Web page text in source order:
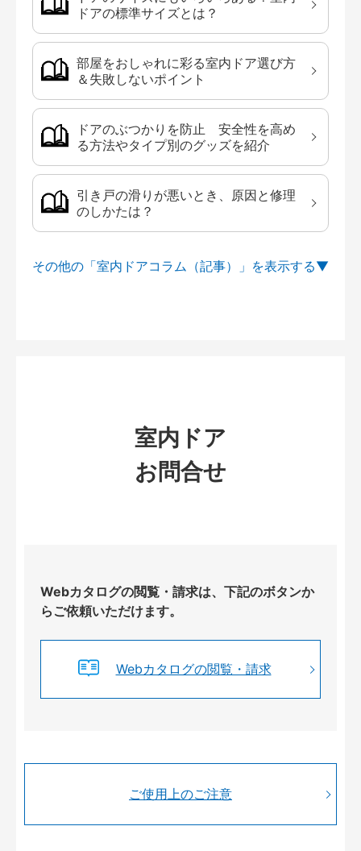
ドアの標準サイズとは？
部屋をおしゃれに彩る室内ドア選び方
＆失敗しないポイント
ドアのぶつかりを防止 安全性を高め
る方法やタイプ別のグッズを紹介
引き戸の滑りが悪いとき、原因と修理
のしかたは？
その他の「室内ドアコラム（記事）」を
室内ドア
お問合せ
Webカタログの閲覧・請求は、下記のボタンか
らご依頼いただけます。
Webカタログの閲覧・請求
ご使用上のご注意